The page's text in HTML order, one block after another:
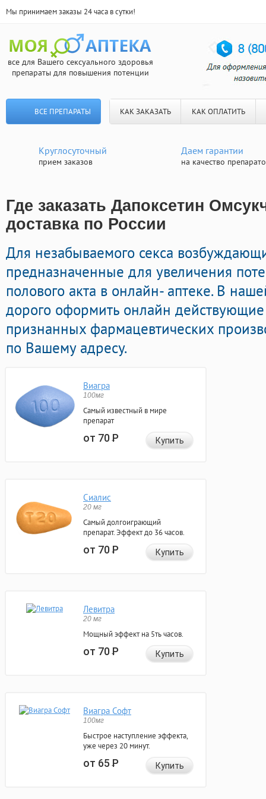
Мы принимаем заказы 24 часа в сутки!
все для Вашего сексуального здоровья
препараты для повышения потенции
ВСЕ ПРЕПАРАТЫ КАК ЗАКАЗАТЬ КАК ОПЛАТИТЬ
Круглосуточный
прием заказов
Даем гарантии
на качество
Где заказать Дапоксетин
доставка по России
Для незабываемого секса
предназначенные для увеличения
полового акта в онлайн- аптеке. В
дорого оформить онлайн
признанных фармацевтических
по Вашему адресу.
Виагра
100мг
Самый известный в мире
препарат
от 70Р Купить
Сиалис
20 мг
Самый долгоиграющий
препарат. Эффект до 36 часов.
от 70Р Купить
Левитра
20 мг
Мощный эффект на 5ть часов.
от 70Р Купить
Виагра Софт
100мг
Быстрое наступление эффекта,
уже через 20 минут.
от 65Р Купить